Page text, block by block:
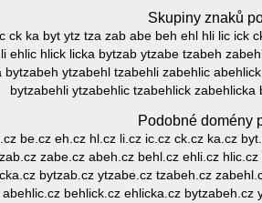
Skupiny znaků
ck ka byt ytz tza zab abe beh ehl hli lic ick
ehlic hlick licka bytzab ytzabe tzabeh
bytzabeh ytzabehl tzabehli zabehlic
bytzabehli ytzabehlic tzabehlick
Podobné domény
be.cz eh.cz hl.cz li.cz ic.cz ck.cz ka.cz
zabe.cz abeh.cz behl.cz ehli.cz
bytzab.cz ytzabe.cz tzabeh.cz
behlick.cz ehlicka.cz